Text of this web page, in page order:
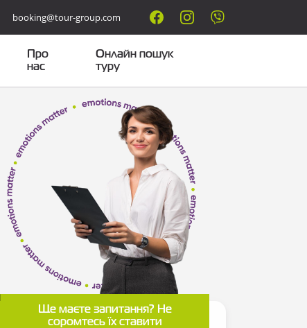
booking@tour-group.com
Про
нас
Онлайн пошук
туру
Ще маєте запитання? Не
соромтесь їх ставити